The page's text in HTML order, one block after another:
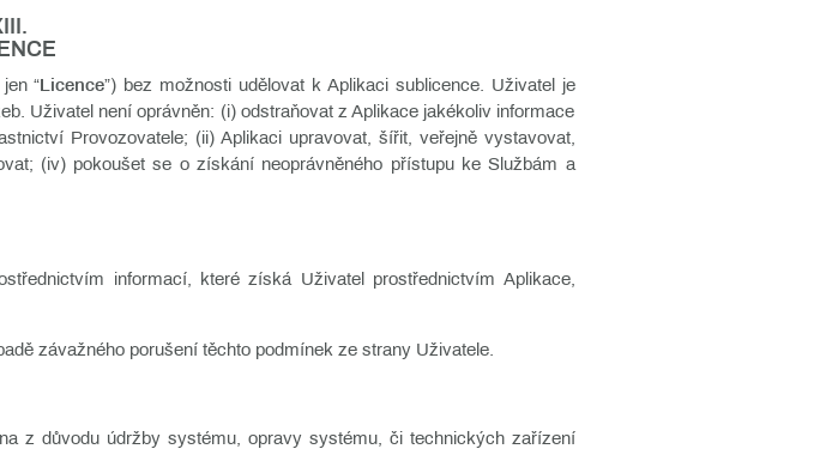
“Licence”) bez možnosti udělovat k Aplikaci sublicence. Uživatel je
Uživatel není oprávněn: (i) odstraňovat z Aplikace jakékoliv informace
Provozovatele; (ii) Aplikaci upravovat, šířit, veřejně vystavovat,
(iv) pokoušet se o získání neoprávněného přístupu ke Službám a
informací, které získá Uživatel prostřednictvím Aplikace,
závažného porušení těchto podmínek ze strany Uživatele.
z důvodu údržby systému, opravy systému, či technických zařízení